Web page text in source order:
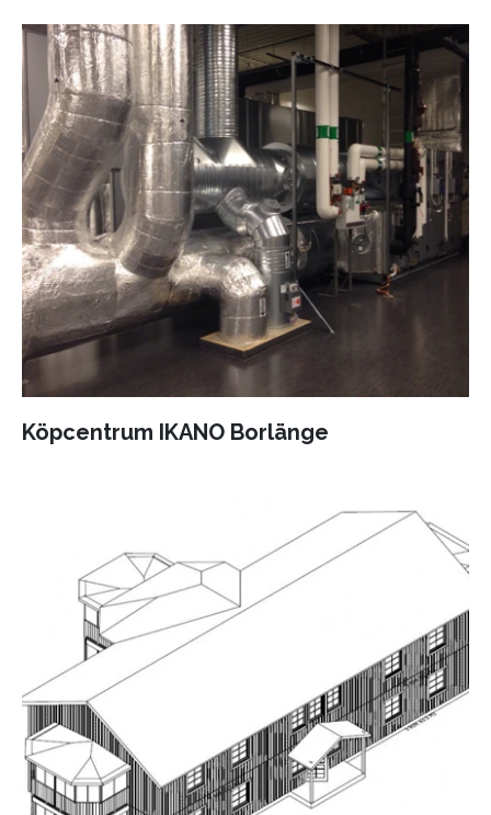
Köpcentrum IKANO Borlänge